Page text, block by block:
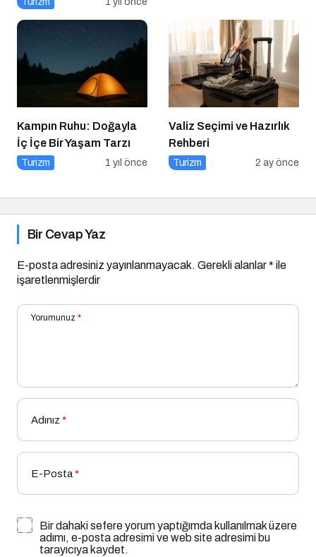
Kampın Ruhu: Doğayla
İç İçe Bir Yaşam Tarzı
Turizm 1 yıl önce
Valiz Seçimi ve Hazırlık
Rehberi
Turizm 2 ay önce
Bir Cevap Yaz
E-posta adresiniz yayınlanmayacak. Gerekli alanlar* ile
işaretlenmişlerdir
Yorumunuz *
Adınız *
E-Posta*
Bir dahaki sefere yorum yaptığımda kullanılmak üzere
adımı, e-posta adresimi ve web site adresimi bu
tarayıcıya kaydet.